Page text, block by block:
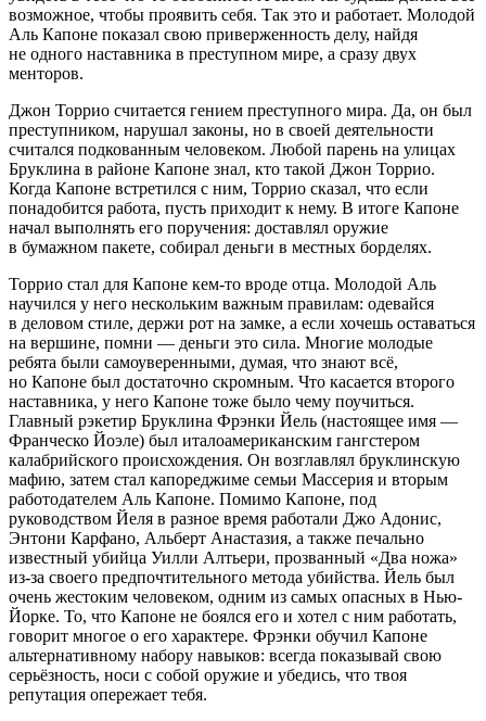
возможное, чтобы проявить себя. Так это и работает. Молодой
Аль Капоне показал свою приверженность делу, найдя
не одного наставника в преступном мире, а сразу двух
менторов.
Джон Торрио считается гением преступного мира. Да, он был
преступником, нарушал законы, но в своей деятельности
считался подкованным человеком. Любой парень на улицах
Бруклина в районе Капоне знал, кто такой Джон Торрио.
Когда Капоне встретился с ним, Торрио сказал, что если
понадобится работа, пусть приходит к нему. В итоге Капоне
начал выполнять его поручения: доставлял оружие
в бумажном пакете, собирал деньги в местных борделях.
Торрио стал для Капоне кем-то вроде отца. Молодой Аль
научился у него нескольким важным правилам: одевайся
в деловом стиле, держи рот на замке, а если хочешь оставаться
на вершине, помни — деньги это сила. Многие молодые
ребята были самоуверенными, думая, что знают всё,
но Капоне был достаточно скромным. Что касается второго
наставника, у него Капоне тоже было чему поучиться.
Главный рэкетир Бруклина Фрэнки Йель (настоящее имя —
Франческо Йоэле) был италоамериканским гангстером
калабрийского происхождения. Он возглавлял бруклинскую
мафию, затем стал капореджиме семьи Массерия и вторым
работодателем Аль Капоне. Помимо Капоне, под
руководством Йеля в разное время работали Джо Адонис,
Энтони Карфано, Альберт Анастазия, а также печально
известный убийца Уилли Алтьери, прозванный «Два ножа»
из-за своего предпочтительного метода убийства. Йель был
очень жестоким человеком, одним из самых опасных в Нью-
Йорке. То, что Капоне не боялся его и хотел с ним работать,
говорит многое о его характере. Фрэнки обучил Капоне
альтернативному набору навыков: всегда показывай свою
серьёзность, носи с собой оружие и убедись, что твоя
репутация опережает тебя.